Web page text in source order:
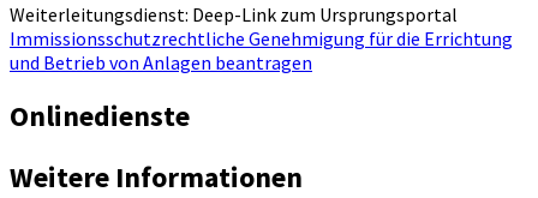
Weiterleitungsdienst: Deep-Link zum Ursprungsportal
Immissionsschutzrechtliche Genehmigung für die Errichtung
und Betrieb von Anlagen beantragen
Onlinedienste
Weitere Informationen